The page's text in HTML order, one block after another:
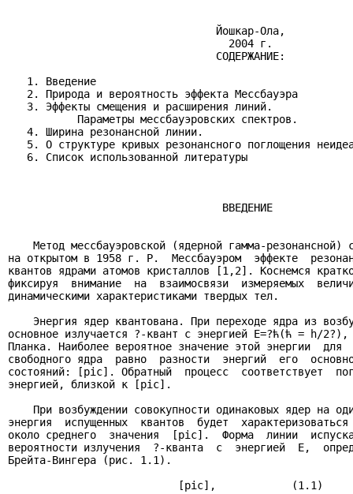
                                 Йошкар-Ола,
                                   2004 г.
                                 СОДЕРЖАНИЕ:
   1. Введение
   2. Природа и вероятность эффекта Мессбауэра
   3. Эффекты смещения и расширения линий.
           Параметры мессбауэровских спектров.
   4. Ширина резонансной линии.
5. О структуре кривых резонансного поглощения
   6. Список использованной литературы
                                  ВВЕДЕНИЕ
Метод мессбауэровской (ядерной гамма-резонансной)
на открытом в 1958 г. Р.  Мессбауэром  эффекте
квантов ядрами атомов кристаллов [1,2]. Коснемся
фиксируя  внимание  на  взаимосвязи  измеряемых
динамическими характеристиками твердых тел.
Энергия ядер квантована. При переходе ядра из
основное излучается ?-квант с энергией E=?ћ(ћ = h/
Планка. Наиболее вероятное значение этой энергии  для
свободного ядра  равно  разности  энергий  его
состояний: [pic]. Обратный  процесс  соответствует
энергией, близкой к [pic].
При возбуждении совокупности одинаковых ядер на
энергия  испущенных  квантов  будет
около среднего  значения  [pic].  Форма  линии
вероятности излучения  ?-кванта  с  энергией  E,
Брейта-Вингера (рис. 1.1).
                           [pic],            (1.1)